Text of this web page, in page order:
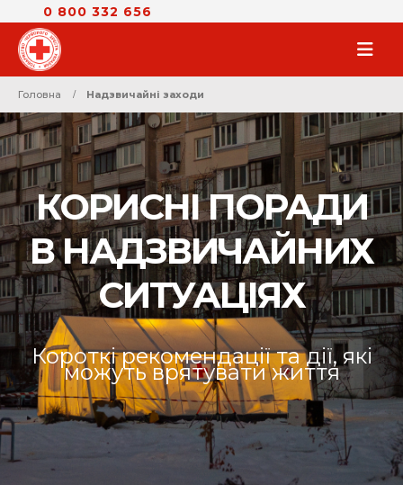
0 800 332 656
Головна Надзвичайні заходи
КОРИСНІ ПОРАДИ
В НАДЗВИЧАЙНИХ
СИТУАЦІЯХ
Короткі рекомендації та дії, які
можуть врятувати життя